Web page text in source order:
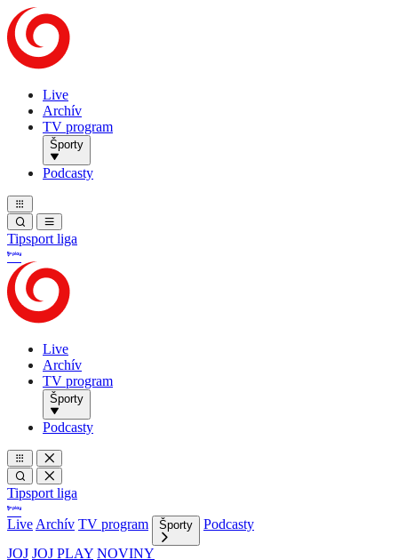
Live
Archív
TV program
Športy
Podcasty
Tipsport liga
Live
Archív
TV program
Športy
Podcasty
Tipsport liga
Live Archív TV program Športy
Podcasty
JOJ JOJ PLAY NOVINY